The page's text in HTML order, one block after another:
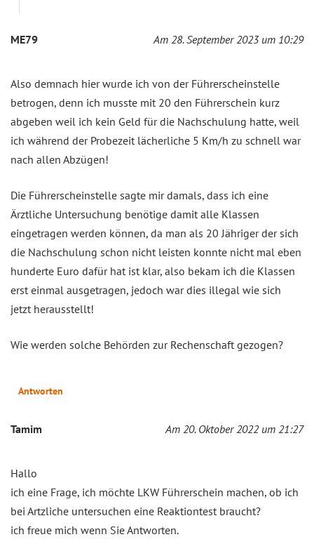
ME79 Am 28. September 2023 um 10:29
Also demnach hier wurde ich von der Führerscheinstelle
betrogen, denn ich musste mit 20 den Führerschein kurz
abgeben weil ich kein Geld für die Nachschulung hatte, weil
ich während der Probezeit lächerliche 5 Km/h zu schnell war
nach allen Abzügen!
Die Führerscheinstelle sagte mir damals, dass ich eine
Ärztliche Untersuchung benötige damit alle Klassen
eingetragen werden können, da man als 20 Jähriger der sich
die Nachschulung schon nicht leisten konnte nicht mal eben
hunderte Euro dafür hat ist klar, also bekam ich die Klassen
erst einmal ausgetragen, jedoch war dies illegal wie sich
jetzt herausstellt!
Wie werden solche Behörden zur Rechenschaft gezogen?
Antworten
Tamim Am 20. Oktober 2022 um 21:27
Hallo
ich eine Frage, ich möchte LKW Führerschein machen, ob ich
bei Artzliche untersuchen eine Reaktiontest braucht?
ich freue mich wenn Sie Antworten.